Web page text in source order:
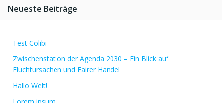
Neueste Beiträge
Test Colibi
Zwischenstation der Agenda 2030 – Ein Blick auf
Fluchtursachen und Fairer Handel
Hallo Welt!